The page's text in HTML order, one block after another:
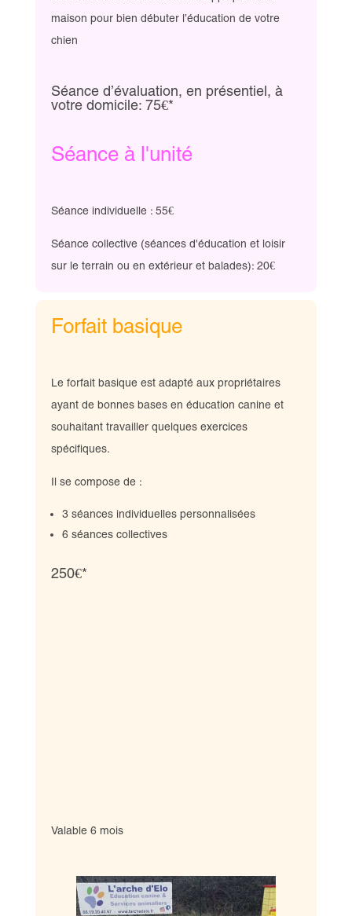
maison pour bien débuter l’éducation de votre
chien
Séance d’évaluation, en présentiel, à
votre domicile: 75€*
Séance à l'unité
Séance individuelle : 55€
Séance collective (séances d'éducation et loisir
sur le terrain ou en extérieur et balades): 20€
Forfait basique
Le forfait basique est adapté aux propriétaires
ayant de bonnes bases en éducation canine et
souhaitant travailler quelques exercices
spécifiques.
Il se compose de :
3 séances individuelles personnalisées
6 séances collectives
250€*
Valable 6 mois